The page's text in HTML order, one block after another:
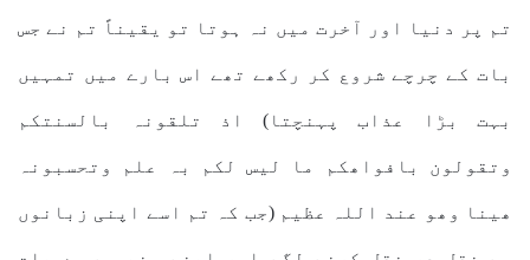
تم پر دنیا اور آخرت میں نہ ہوتا تو یقیناً تم نے جس
بات کے چرچے شروع کر رکھے تھے اس بارے میں تمہیں
بہت بڑا عذاب پہنچتا) اذ تلقونہ بالسنتکم
وتقولون بافواھکم ما لیس لکم بہ علم وتحسبونہ
ھینا وھو عند اللہ عظیم (جب کہ تم اسے اپنی زبانوں